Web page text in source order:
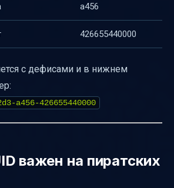
a456
426655440000
с дефисами и в нижнем
a456-426655440000
важен на пиратских